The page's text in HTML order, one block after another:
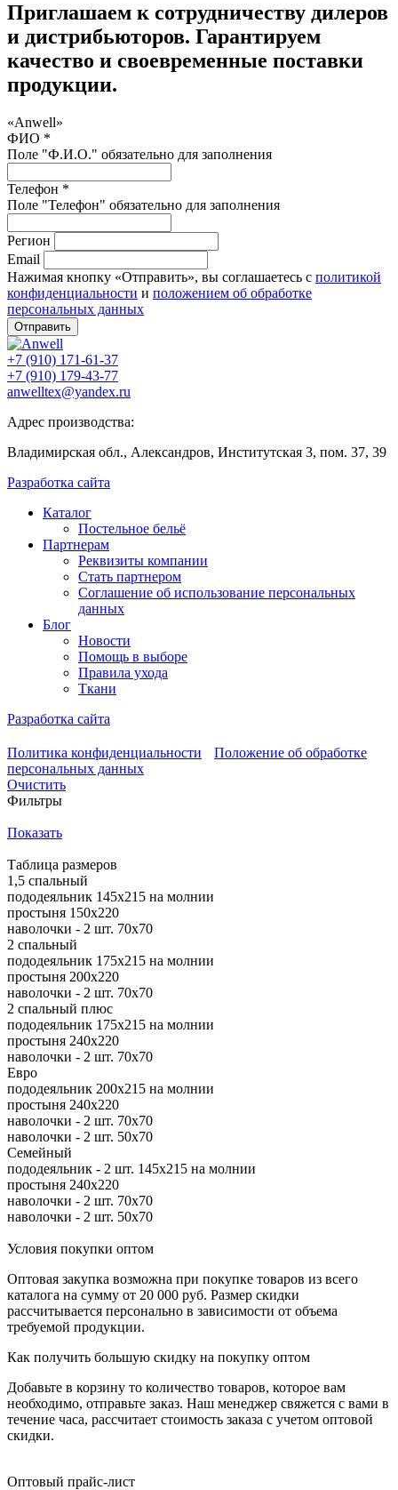
Приглашаем к сотрудничеству дилеров
и дистрибьюторов. Гарантируем
качество и своевременные поставки
продукции.
«Anwell»
ФИО *
Поле "Ф.И.О." обязательно для заполнения
Телефон *
Поле "Телефон" обязательно для заполнения
Регион
Email
Нажимая кнопку «Отправить», вы соглашаетесь с политикой
конфиденциальности и положением об обработке
персональных данных
Отправить
+7 (910) 171-61-37
+7 (910) 179-43-77
anwelltex@yandex.ru
Адрес производства:
Владимирская обл., Александров, Институтская 3, пом. 37, 39
Разработка сайта
Каталог
Постельное бельё
Партнерам
Реквизиты компании
Стать партнером
Соглашение об использование персональных
данных
Блог
Новости
Помощь в выборе
Правила ухода
Ткани
Разработка сайта
Политика конфиденциальности
Положение об обработке
персональных данных
Очистить
Фильтры
Показать
Таблица размеров
1,5 спальный
пододеяльник 145х215 на молнии
простыня 150х220
наволочки - 2 шт. 70х70
2 спальный
пододеяльник 175х215 на молнии
простыня 200х220
наволочки - 2 шт. 70х70
2 спальный плюс
пододеяльник 175х215 на молнии
простыня 240х220
наволочки - 2 шт. 70х70
Евро
пододеяльник 200х215 на молнии
простыня 240х220
наволочки - 2 шт. 70х70
наволочки - 2 шт. 50х70
Семейный
пододеяльник - 2 шт. 145х215 на молнии
простыня 240х220
наволочки - 2 шт. 70х70
наволочки - 2 шт. 50х70
Условия покупки оптом
Оптовая закупка возможна при покупке товаров из всего
каталога на сумму от 20 000 руб. Размер скидки
рассчитывается персонально в зависимости от объема
требуемой продукции.
Как получить большую скидку на покупку оптом
Добавьте в корзину то количество товаров, которое вам
необходимо, отправьте заказ. Наш менеджер свяжется с вами в
течение часа, рассчитает стоимость заказа с учетом оптовой
скидки.
Оптовый прайс-лист